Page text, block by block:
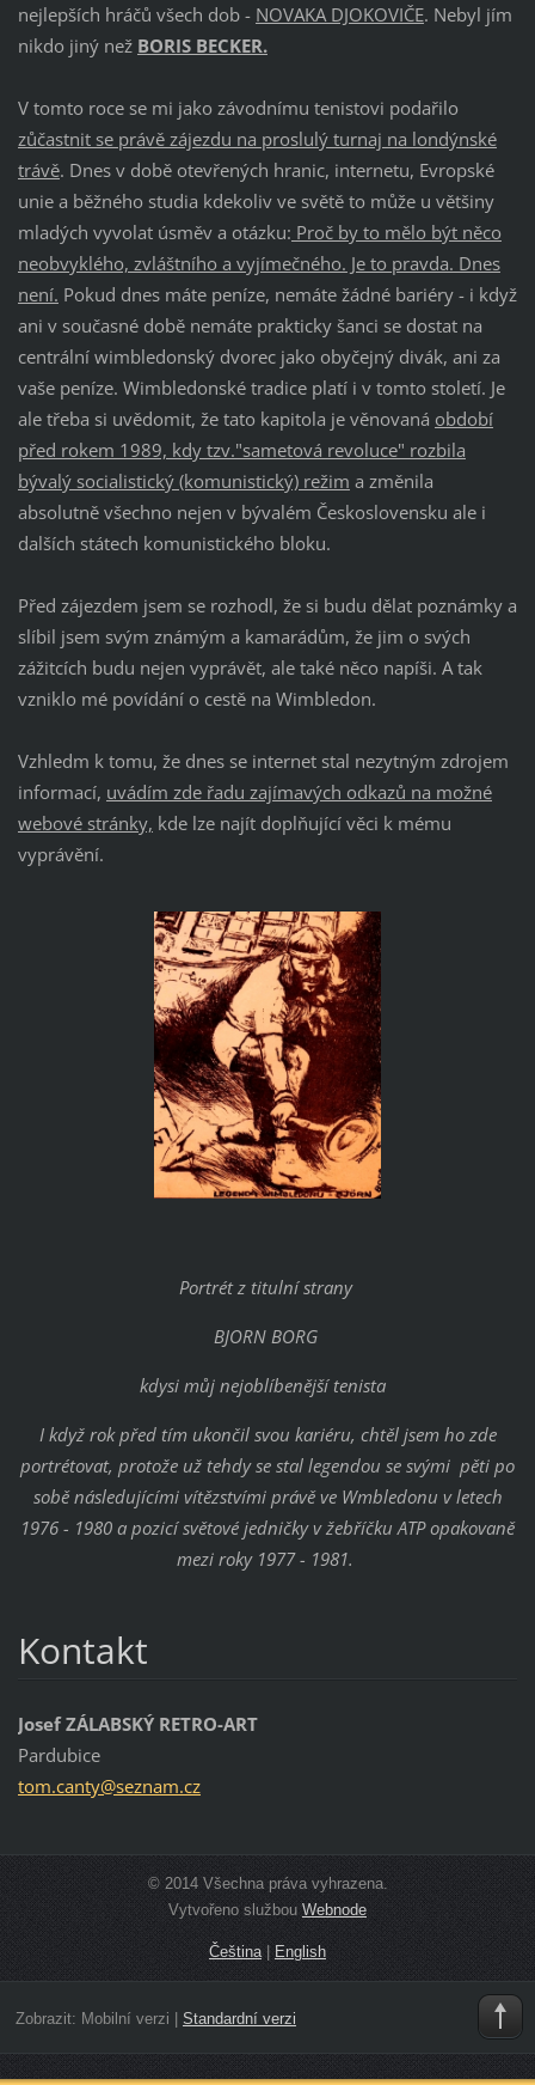
nejlepších hráčů všech dob - NOVAKA DJOKOVIČE. Nebyl jím
nikdo jiný než BORIS BECKER.
V tomto roce se mi jako závodnímu tenistovi podařilo
zůčastnit se právě zájezdu na proslulý turnaj na londýnské
trávě. Dnes v době otevřených hranic, internetu, Evropské
unie a běžného studia kdekoliv ve světě to může u většiny
mladých vyvolat úsměv a otázku: Proč by to mělo být něco
neobvyklého, zvláštního a vyjímečného. Je to pravda. Dnes
není. Pokud dnes máte peníze, nemáte žádné bariéry - i když
ani v současné době nemáte prakticky šanci se dostat na
centrální wimbledonský dvorec jako obyčejný divák, ani za
vaše peníze. Wimbledonské tradice platí i v tomto století. Je
ale třeba si uvědomit, že tato kapitola je věnovaná období
před rokem 1989, kdy tzv."sametová revoluce" rozbila
bývalý socialistický (komunistický) režim a změnila
absolutně všechno nejen v bývalém Československu ale i
dalších státech komunistického bloku.
Před zájezdem jsem se rozhodl, že si budu dělat poznámky a
slíbil jsem svým známým a kamarádům, že jim o svých
zážitcích budu nejen vyprávět, ale také něco napíši. A tak
vzniklo mé povídání o cestě na Wimbledon.
Vzhledm k tomu, že dnes se internet stal nezytným zdrojem
informací, uvádím zde řadu zajímavých odkazů na možné
webové stránky, kde lze najít doplňující věci k mému
vyprávění.
Portrét z titulní strany
BJORN BORG
kdysi můj nejoblíbenější tenista
I když rok před tím ukončil svou kariéru, chtěl jsem ho zde
portrétovat, protože už tehdy se stal legendou se svými pěti po
sobě následujícími vítězstvími právě ve Wmbledonu v letech
1976 - 1980 a pozicí světové jedničky v žebříčku ATP opakovaně
mezi roky 1977 - 1981.
Kontakt
Josef ZÁLABSKÝ RETRO-ART
Pardubice
tom.canty@seznam.cz
© 2014 Všechna práva vyhrazena.
Vytvořeno službou Webnode
Čeština| English
Zobrazit: Mobilní verzi Standardní verzi